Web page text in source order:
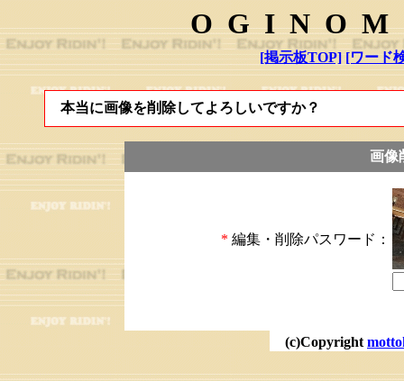
[掲示板TOP] [ワード
本当に画像を削除してよろしいですか？
画像
* 編集・削除パスワード：
(c)Copyright